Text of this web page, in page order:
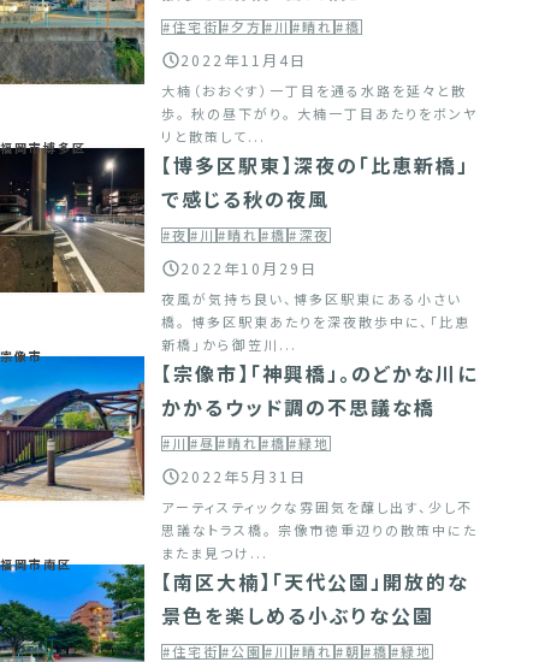
#住宅街#夕方#川#晴れ#橋
2022年11月4日
大楠（おおぐす）一丁目を通る水路を延々と散
歩。 秋の昼下がり。 大楠一丁目あたりをボンヤ
リと散策して...
福岡市博多区
【博多区駅東】深夜の「比恵新橋」
で感じる秋の夜風
#夜#川#晴れ#橋#深夜
2022年10月29日
夜風が気持ち良い、博多区駅東にある小さい
橋。 博多区駅東あたりを深夜散歩中に、「比恵
新橋」から御笠川...
宗像市
【宗像市】「神興橋」。のどかな川に
かかるウッド調の不思議な橋
#川#昼#晴れ#橋#緑地
2022年5月31日
アーティスティックな雰囲気を醸し出す、少し不
思議なトラス橋。 宗像市徳重辺りの散策中にた
またま見つけ...
福岡市南区
【南区大楠】「天代公園」開放的な
景色を楽しめる小ぶりな公園
#住宅街#公園#川#晴れ#朝#橋#緑地